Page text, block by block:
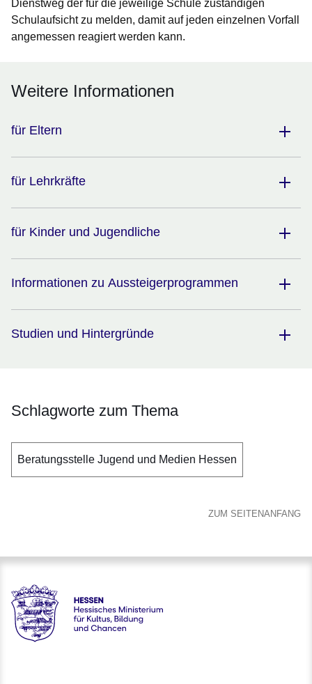
Dienstweg der für die jeweilige Schule zuständigen
Schulaufsicht zu melden, damit auf jeden einzelnen Vorfall
angemessen reagiert werden kann.
Weitere Informationen
für Eltern
für Lehrkräfte
für Kinder und Jugendliche
Informationen zu Aussteigerprogrammen
Studien und Hintergründe
Schlagworte zum Thema
Beratungsstelle Jugend und Medien Hessen
ZUM SEITENANFANG
Hessen - Digitale Schule Hessen